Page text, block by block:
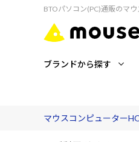
BTOパソコン(PC)通販のマ
ブランドから探す
マウスコンピューター